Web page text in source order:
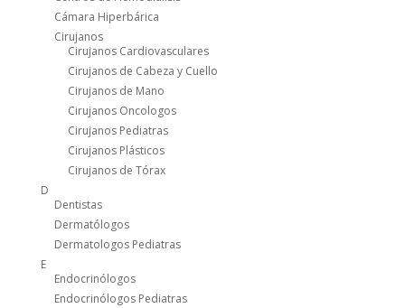
Cámara Hiperbárica
Cirujanos
Cirujanos Cardiovasculares
Cirujanos de Cabeza y Cuello
Cirujanos de Mano
Cirujanos Oncologos
Cirujanos Pediatras
Cirujanos Plásticos
Cirujanos de Tórax
D
Dentistas
Dermatólogos
Dermatologos Pediatras
E
Endocrinólogos
Endocrinólogos Pediatras